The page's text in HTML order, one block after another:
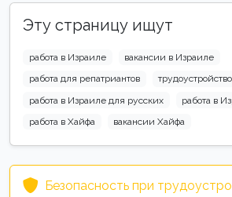
Эту страницу ищут
работа в Израиле
вакансии в Израиле
работа для репатриантов
работа в Израиле для русских
работа в
работа в Хайфа
вакансии Хайфа
Безопасность при